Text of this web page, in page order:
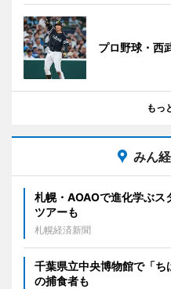
プロ野球・西
もっ
みん
札幌・AOAOで進化学ぶ
ツアーも
札幌経済新聞
千葉県立中央博物館で「
の捕食者も